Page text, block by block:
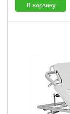
В корзину